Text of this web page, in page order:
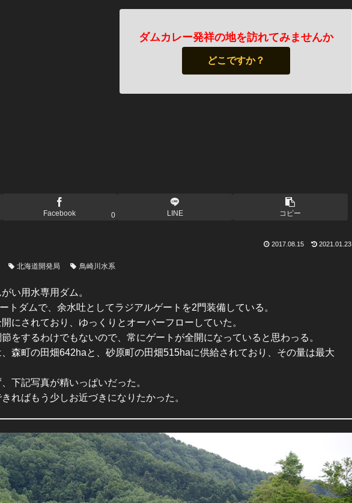
ダムカレー発祥の地を訪れてみませんか
どこですか？
Facebook 0 LINE コピー
2017.08.15 2021.01.23
北海道開発局 鳥崎川水系
い用水専用ダム。
トダムで、余水吐としてラジアルゲートを2門装備している。
にされており、ゆっくりとオーバーフローしていた。
をするわけでもないので、常にゲートが全開になっていると思わっる。
森町の田畑642haと、砂原町の田畑515haに供給されており、その量は最大
下記写真が精いっぱいだった。
ればもう少しお近づきになりたかった。